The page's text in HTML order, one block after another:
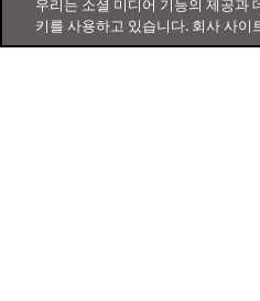
우리는 소셜 미디어 기능의 제공과
키를 사용하고 있습니다. 회사 사